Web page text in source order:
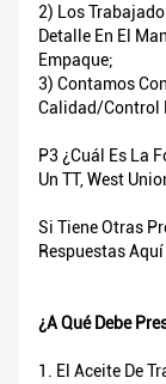
2) Los
Detalle En El
Empaque;
3) Contamos
Calidad/control
P3 ¿Cuál Es La
Un TT, West
Si Tiene Otras
Respuestas
¿A Qué Debe
1. El Aceite De